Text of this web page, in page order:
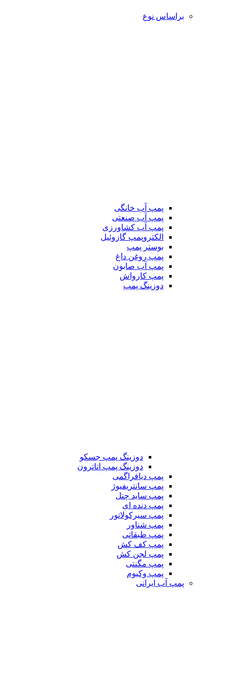
براساس نوع
پمپ آب خانگی
پمپ آب صنعتی
پمپ آب کشاورزی
الکتروپمپ گازوئیل
بوستر پمپ
پمپ روغن داغ
پمپ آب صابون
پمپ کارواش
دوزینگ پمپ
دوزینگ پمپ جسکو
دوزینگ پمپ اتاترون
پمپ دیافراگمی
پمپ سانتریفیوژ
پمپ ساید چنل
پمپ دنده ای
پمپ سیرکولاتور
پمپ شناور
پمپ طبقاتی
پمپ کف کش
پمپ لجن کش
پمپ مگنتی
پمپ وکیوم
پمپ آب ایرانی